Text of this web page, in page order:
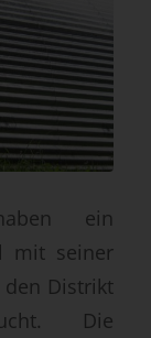
ein
mit seiner
Distrikt
Die